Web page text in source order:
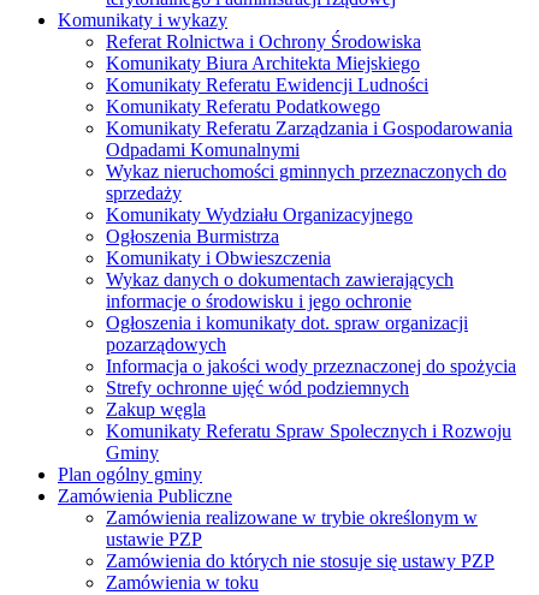
Komunikaty i wykazy
Referat Rolnictwa i Ochrony Środowiska
Komunikaty Biura Architekta Miejskiego
Komunikaty Referatu Ewidencji Ludności
Komunikaty Referatu Podatkowego
Komunikaty Referatu Zarządzania i Gospodarowania
Odpadami Komunalnymi
Wykaz nieruchomości gminnych przeznaczonych do
sprzedaży
Komunikaty Wydziału Organizacyjnego
Ogłoszenia Burmistrza
Komunikaty i Obwieszczenia
Wykaz danych o dokumentach zawierających
informacje o środowisku i jego ochronie
Ogłoszenia i komunikaty dot. spraw organizacji
pozarządowych
Informacja o jakości wody przeznaczonej do spożycia
Strefy ochronne ujęć wód podziemnych
Zakup węgla
Komunikaty Referatu Spraw Spolecznych i Rozwoju
Gminy
Plan ogólny gminy
Zamówienia Publiczne
Zamówienia realizowane w trybie określonym w
ustawie PZP
Zamówienia do których nie stosuje się ustawy PZP
Zamówienia w toku